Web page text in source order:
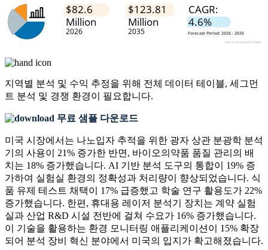
지역별 분석 및 수익 추정을 위해 전체 데이터 테이블, 세그먼
트 분석 및 경쟁 환경이 필요합니다.
무료 샘플 다운로드
미국 시장에서는 나노입자 추적을 위한 광자 상관 분광학 분석
기의 사용이 21% 증가한 반면, 바이오의약품 품질 관리의 배
치는 18% 증가했습니다. AI 기반 분석 도구의 통합이 19% 증
가하여 실험실 환경의 정확성과 처리량이 향상되었습니다. 식
품 유제 테스트 채택이 17% 급증했고 학술 연구 활용도가 22%
증가했습니다. 한편, 휴대용 레이저 분석기 장치는 계약 실험
실과 산업 R&D 시설 전반에 걸쳐 수요가 16% 증가했습니다.
이 기술을 활용하는 환경 모니터링 애플리케이션이 15% 확장
되어 분석 장비 혁신 분야에서 미국의 입지가 확고해졌습니다.